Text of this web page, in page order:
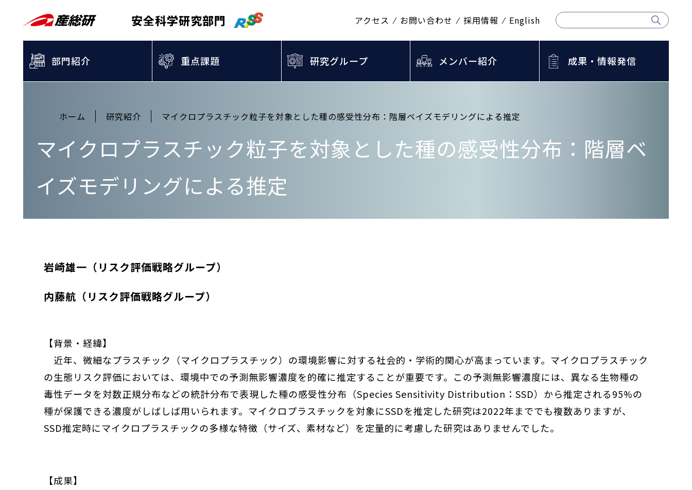
安全科学研究部門 アクセス お問い合わせ 採用情報 English
部門紹介 重点課題 研究グループ メンバー紹介 成果・情報発信
ホーム 研究紹介 マイクロプラスチック粒子を対象とした種の感受性分布：階層ベイズモデリングによる推定
マイクロプラスチック粒子を対象とした種の感受性分布：階層ベ
イズモデリングによる推定
岩崎雄一（リスク評価戦略グループ）
内藤航（リスク評価戦略グループ）
【背景・経緯】
近年、微細なプラスチック（マイクロプラスチック）の環境影響に対する社会的・学術的関心が高まっています。マイクロプラスチック
の生態リスク評価においては、環境中での予測無影響濃度を的確に推定することが重要です。この予測無影響濃度には、異なる生物種の
毒性データを対数正規分布などの統計分布で表現した種の感受性分布（Species Sensitivity Distribution：SSD）から推定される95%の
種が保護できる濃度がしばしば用いられます。マイクロプラスチックを対象にSSDを推定した研究は2022年まででも複数ありますが、
SSD推定時にマイクロプラスチックの多様な特徴（サイズ、素材など）を定量的に考慮した研究はありませんでした。
【成果】